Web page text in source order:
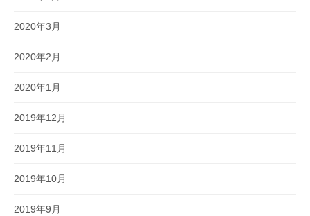
2020年3月
2020年2月
2020年1月
2019年12月
2019年11月
2019年10月
2019年9月